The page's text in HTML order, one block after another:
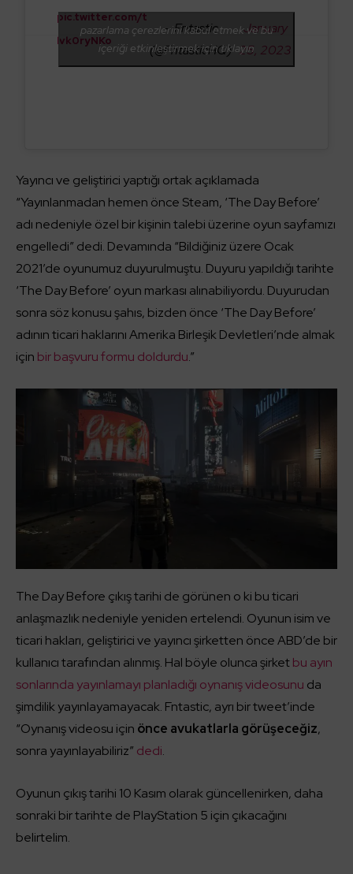
pic.twitter.com/t
lvk0ryNKo
— Fntastic
(@FntasticHQ)
January
25, 2023
pazarlama çerezlerini kabul etmek ve bu
içeriği etkinleştirmek için tıklayın
Yayıncı ve geliştirici yaptığı ortak açıklamada
“Yayınlanmadan hemen önce Steam, ‘The Day Before’
adı nedeniyle özel bir kişinin talebi üzerine oyun sayfamızı
engelledi” dedi. Devamında “Bildiğiniz üzere Ocak
2021’de oyunumuz duyurulmuştu. Duyuru yapıldığı tarihte
‘The Day Before’ oyun markası alınabiliyordu. Duyurudan
sonra söz konusu şahıs, bizden önce ‘The Day Before’
adının ticari haklarını Amerika Birleşik Devletleri’nde almak
için bir başvuru formu doldurdu.”
The Day Before çıkış tarihi de görünen o ki bu ticari
anlaşmazlık nedeniyle yeniden ertelendi. Oyunun isim ve
ticari hakları, geliştirici ve yayıncı şirketten önce ABD’de bir
kullanıcı tarafından alınmış. Hal böyle olunca şirketbu ayın
sonlarında yayınlamayı planladığı oynanış videosunu da
şimdilik yayınlayamayacak. Fntastic, ayrı bir tweet’inde
“Oynanış videosu için önce avukatlarla görüşeceğiz,
sonra yayınlayabiliriz” dedi.
Oyunun çıkış tarihi 10 Kasım olarak güncellenirken, daha
sonraki bir tarihte de PlayStation 5 için çıkacağını
belirtelim.